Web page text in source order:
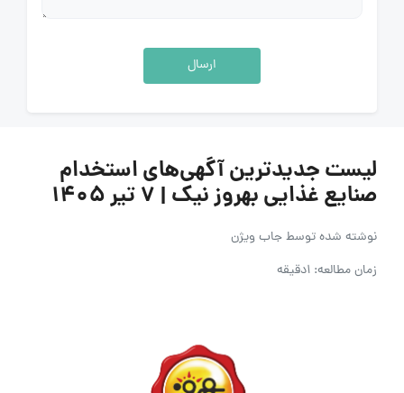
ارسال
لیست جدیدترین آگهی‌های استخدام
صنایع غذایی بهروز نیک | ۷ تیر ۱۴۰۵
نوشته شده توسطجاب ویژن
زمان مطالعه: 1دقیقه